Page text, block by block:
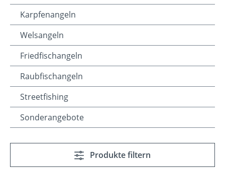
Karpfenangeln
Welsangeln
Friedfischangeln
Raubfischangeln
Streetfishing
Sonderangebote
Produkte filtern